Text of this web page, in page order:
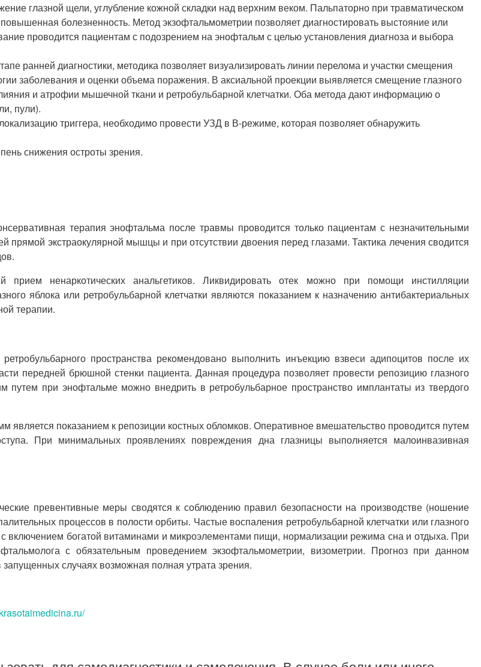
глазной щели, углубление кожной складки над верхним веком. Пальпаторно при травматическом
болезненность. Метод экзофтальмометрии позволяет диагностировать выстояние или
проводится пациентам с подозрением на энофтальм с целью установления диагноза и выбора
ранней диагностики, методика позволяет визуализировать линии перелома и участки смещения
заболевания и оценки объема поражения. В аксиальной проекции выявляется смещение глазного
и атрофии мышечной ткани и ретробульбарной клетчатки. Оба метода дают информацию о
пули).
триггера, необходимо провести УЗД в В-режиме, которая позволяет обнаружить
снижения остроты зрения.
терапия энофтальма после травмы проводится только пациентам с незначительными
экстраокулярной мышцы и при отсутствии двоения перед глазами. Тактика лечения сводится
ненаркотических анальгетиков. Ликвидировать отек можно при помощи инстилляции
яблока или ретробульбарной клетчатки являются показанием к назначению антибактериальных
терапии.
пространства рекомендовано выполнить инъекцию взвеси адипоцитов после их
передней брюшной стенки пациента. Данная процедура позволяет провести репозицию глазного
путем при энофтальме можно внедрить в ретробульбарное пространство имплантаты из твердого
показанием к репозиции костных обломков. Оперативное вмешательство проводится путем
При минимальных проявлениях повреждения дна глазницы выполняется малоинвазивная
превентивные меры сводятся к соблюдению правил безопасности на производстве (ношение
процессов в полости орбиты. Частые воспаления ретробульбарной клетчатки или глазного
включением богатой витаминами и микроэлементами пищи, нормализации режима сна и отдыха. При
с обязательным проведением экзофтальмометрии, визометрии. Прогноз при данном
случаях возможная полная утрата зрения.